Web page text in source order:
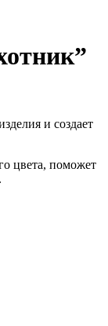
и создает
цвета, поможет